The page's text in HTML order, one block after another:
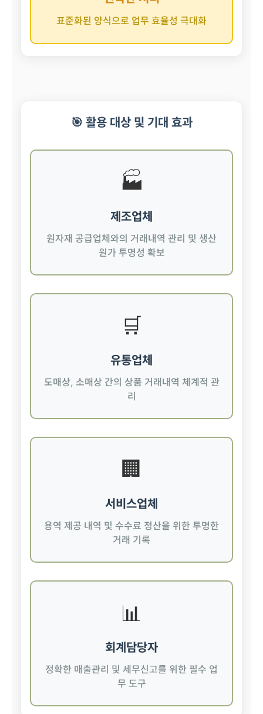
표준화된 양식으로 업무 효율성 극대화
🎯 활용 대상 및 기대 효과
🏭
제조업체
원자재 공급업체와의 거래내역 관리 및 생산
원가 투명성 확보
🛒
유통업체
도매상, 소매상 간의 상품 거래내역 체계적 관
리
🏢
서비스업체
용역 제공 내역 및 수수료 정산을 위한 투명한
거래 기록
📊
회계담당자
정확한 매출관리 및 세무신고를 위한 필수 업
무 도구